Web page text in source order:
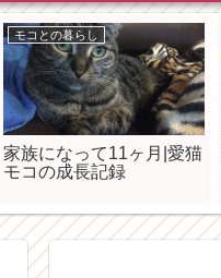
モコとの暮らし
家族になって11ヶ月|愛猫
モコの成長記録